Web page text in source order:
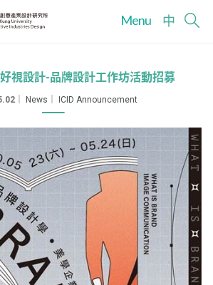
Menu 中
好視設計-品牌設計工作坊活動招募
News ICID Announcement